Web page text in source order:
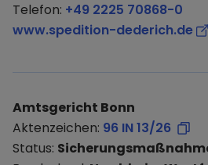
Telefon: +49 2225 70868-0
www.spedition-dederich.de
Amtsgericht Bonn
Aktenzeichen: 96 IN 13/26
Status: